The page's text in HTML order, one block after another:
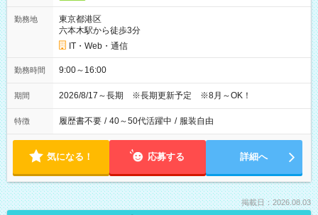
勤務地
東京都港区
六本木駅から徒歩3分
IT・Web・通信
勤務時間 9:00～16:00
期間 2026/8/17～長期 ※長期更新予定 ※8月～OK！
特徴 履歴書不要 / 40～50代活躍中 / 服装自由
気になる！ 応募する 詳細へ
掲載日：2026.08.03